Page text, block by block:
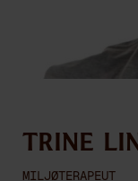
Trine
MILJØTERAPEUT